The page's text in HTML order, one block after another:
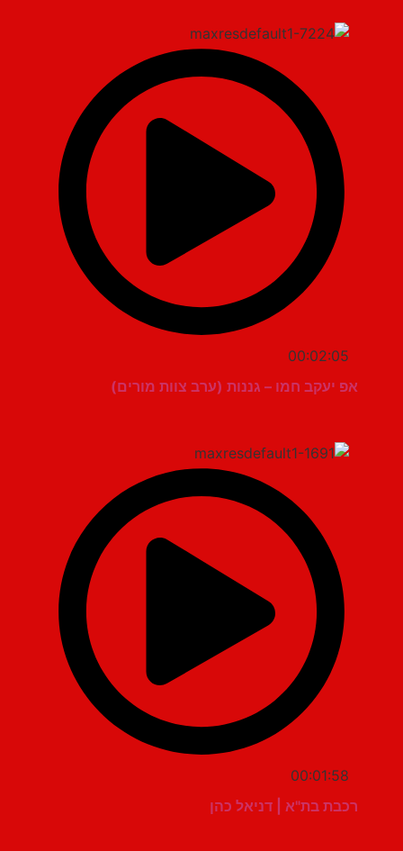
00:02:05
אפ יעקב חמו – גננות (ערב צוות מורים)
00:01:58
רכבת בת"א | דניאל כהן